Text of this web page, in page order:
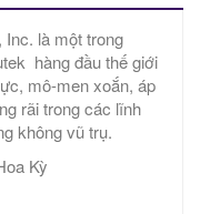
Inc. là một trong
hàng đầu thế giới
mô-men xoắn, áp
rãi trong các lĩnh
không vũ trụ.
Kỳ